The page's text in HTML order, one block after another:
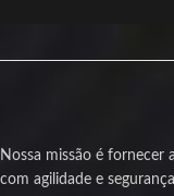
Visual marcante com
Nossa missão é
com agilidade e